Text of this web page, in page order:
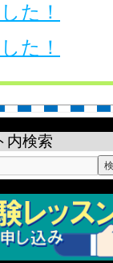
た！
た！
内検索